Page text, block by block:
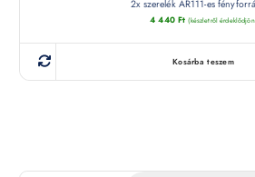
2x szerelék AR111-es
4 440 Ft (készletről
Kosárba teszem